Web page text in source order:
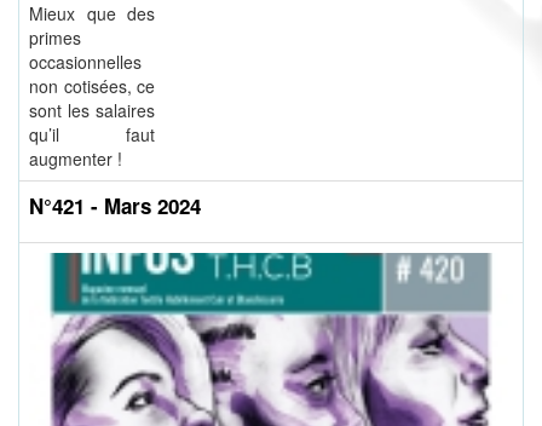
Mieux que des
primes
occasionnelles
non cotisées, ce
sont les salaires
qu’il faut
augmenter !
N°421 - Mars 2024